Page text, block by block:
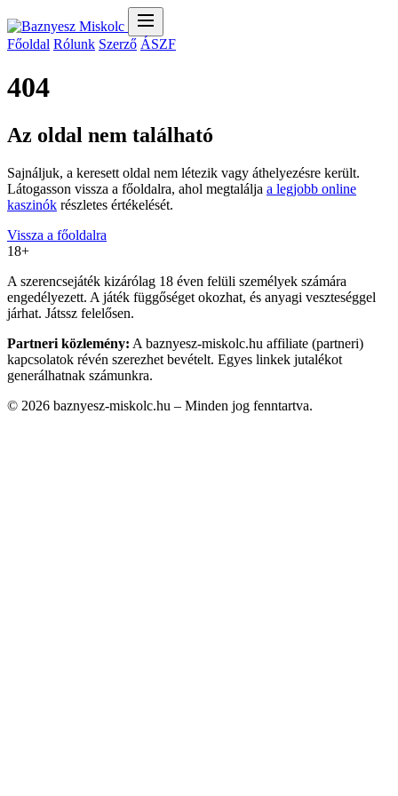
Főoldal Rólunk Szerző ÁSZF
404
Az oldal nem található
Sajnáljuk, a keresett oldal nem létezik vagy áthelyezésre került.
Látogasson vissza a főoldalra, ahol megtalálja a legjobb online
kaszinók részletes értékelését.
Vissza a főoldalra
18+
A szerencsejáték kizárólag 18 éven felüli személyek számára
engedélyezett. A játék függőséget okozhat, és anyagi veszteséggel
járhat. Játssz felelősen.
Partneri közlemény: A baznyesz-miskolc.hu affiliate (partneri)
kapcsolatok révén szerezhet bevételt. Egyes linkek jutalékot
generálhatnak számunkra.
© 2026 baznyesz-miskolc.hu – Minden jog fenntartva.